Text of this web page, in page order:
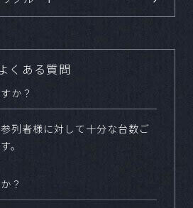
くある質問
か？
列者様に対して十分な台数ご
。
？